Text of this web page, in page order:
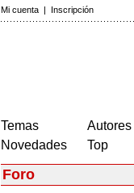
Mi cuenta | Inscripción
Temas
Novedades
Autores
Top
Foro